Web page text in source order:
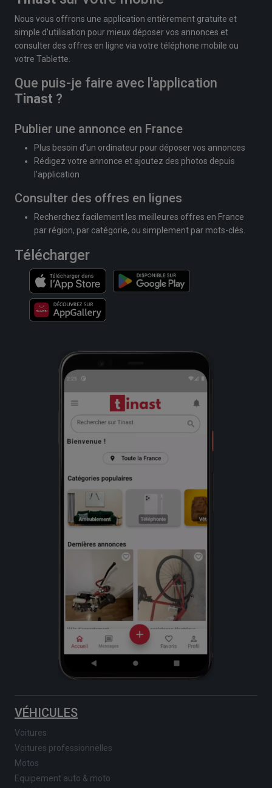
Nous vous offrons une application entièrement gratuite et
simple d'utilisation pour mieux déposer vos annonces et
consulter des offres en ligne via votre téléphone mobile ou
votre Tablette.
Que puis-je faire avec l'application
Tinast ?
Publier une annonce en France
Plus besoin d'un ordinateur pour déposer vos annonces
Rédigez votre annonce et ajoutez des photos depuis
l'application
Consulter des offres en lignes
Recherchez facilement les meilleures offres en France
par région, par catégorie, ou simplement par mots-clés.
Télécharger
VÉHICULES
Voitures
Voitures professionnelles
Motos
Equipement auto & moto